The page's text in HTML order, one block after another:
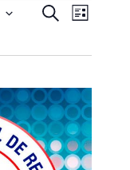
e
de
Procurar
eventos
do
Lista